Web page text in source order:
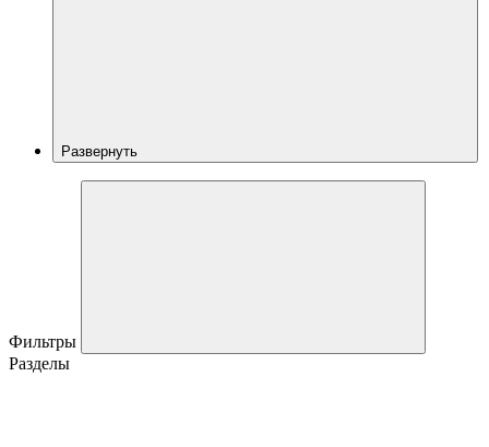
Развернуть
Фильтры
Разделы